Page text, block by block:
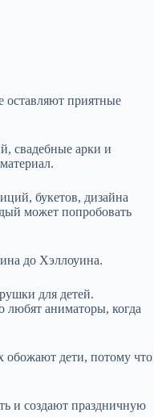
оставляют приятные
свадебные арки и
букетов, дизайна
может попробовать
до Хэллоуина.
для детей.
любят аниматоры, когда
обожают дети, потому что
и создают праздничную